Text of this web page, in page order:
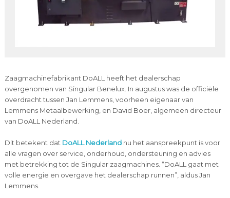
Zaagmachinefabrikant DoALL heeft het dealerschap
overgenomen van Singular Benelux. In augustus was de officiële
overdracht tussen Jan Lemmens, voorheen eigenaar van
Lemmens Metaalbewerking, en David Boer, algemeen directeur
van DoALL Nederland.
Dit betekent dat DoALL Nederlandnu het aanspreekpunt is voor
alle vragen over service, onderhoud, ondersteuning en advies
met betrekking tot de Singular zaagmachines. “DoALL gaat met
volle energie en overgave het dealerschap runnen”, aldus Jan
Lemmens.